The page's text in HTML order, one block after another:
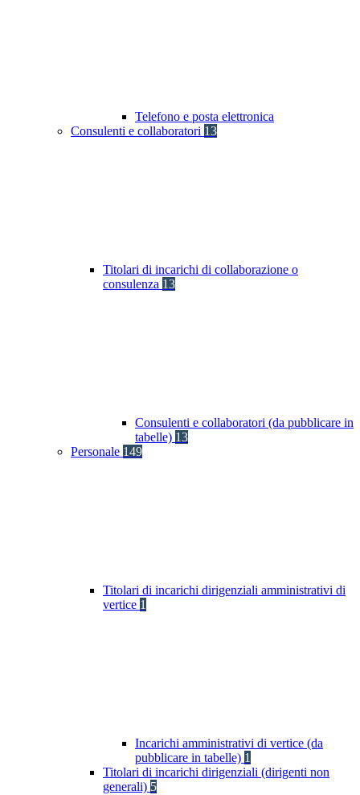
Telefono e posta elettronica
Consulenti e collaboratori 13
Titolari di incarichi di collaborazione o
consulenza 13
Consulenti e collaboratori (da pubblicare in
tabelle) 13
Personale 149
Titolari di incarichi dirigenziali amministrativi di
vertice 1
Incarichi amministrativi di vertice (da
pubblicare in tabelle) 1
Titolari di incarichi dirigenziali (dirigenti non
generali) 5